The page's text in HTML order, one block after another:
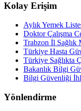
Kolay Erişim
Aylık Yemek
Doktor Çalışma
Trabzon İl Sağlık
Türkiye Hasta
Türkiye Sağlıkta
Bakanlık Bilgi
Bilgi Güvenliği
Yönlendirme